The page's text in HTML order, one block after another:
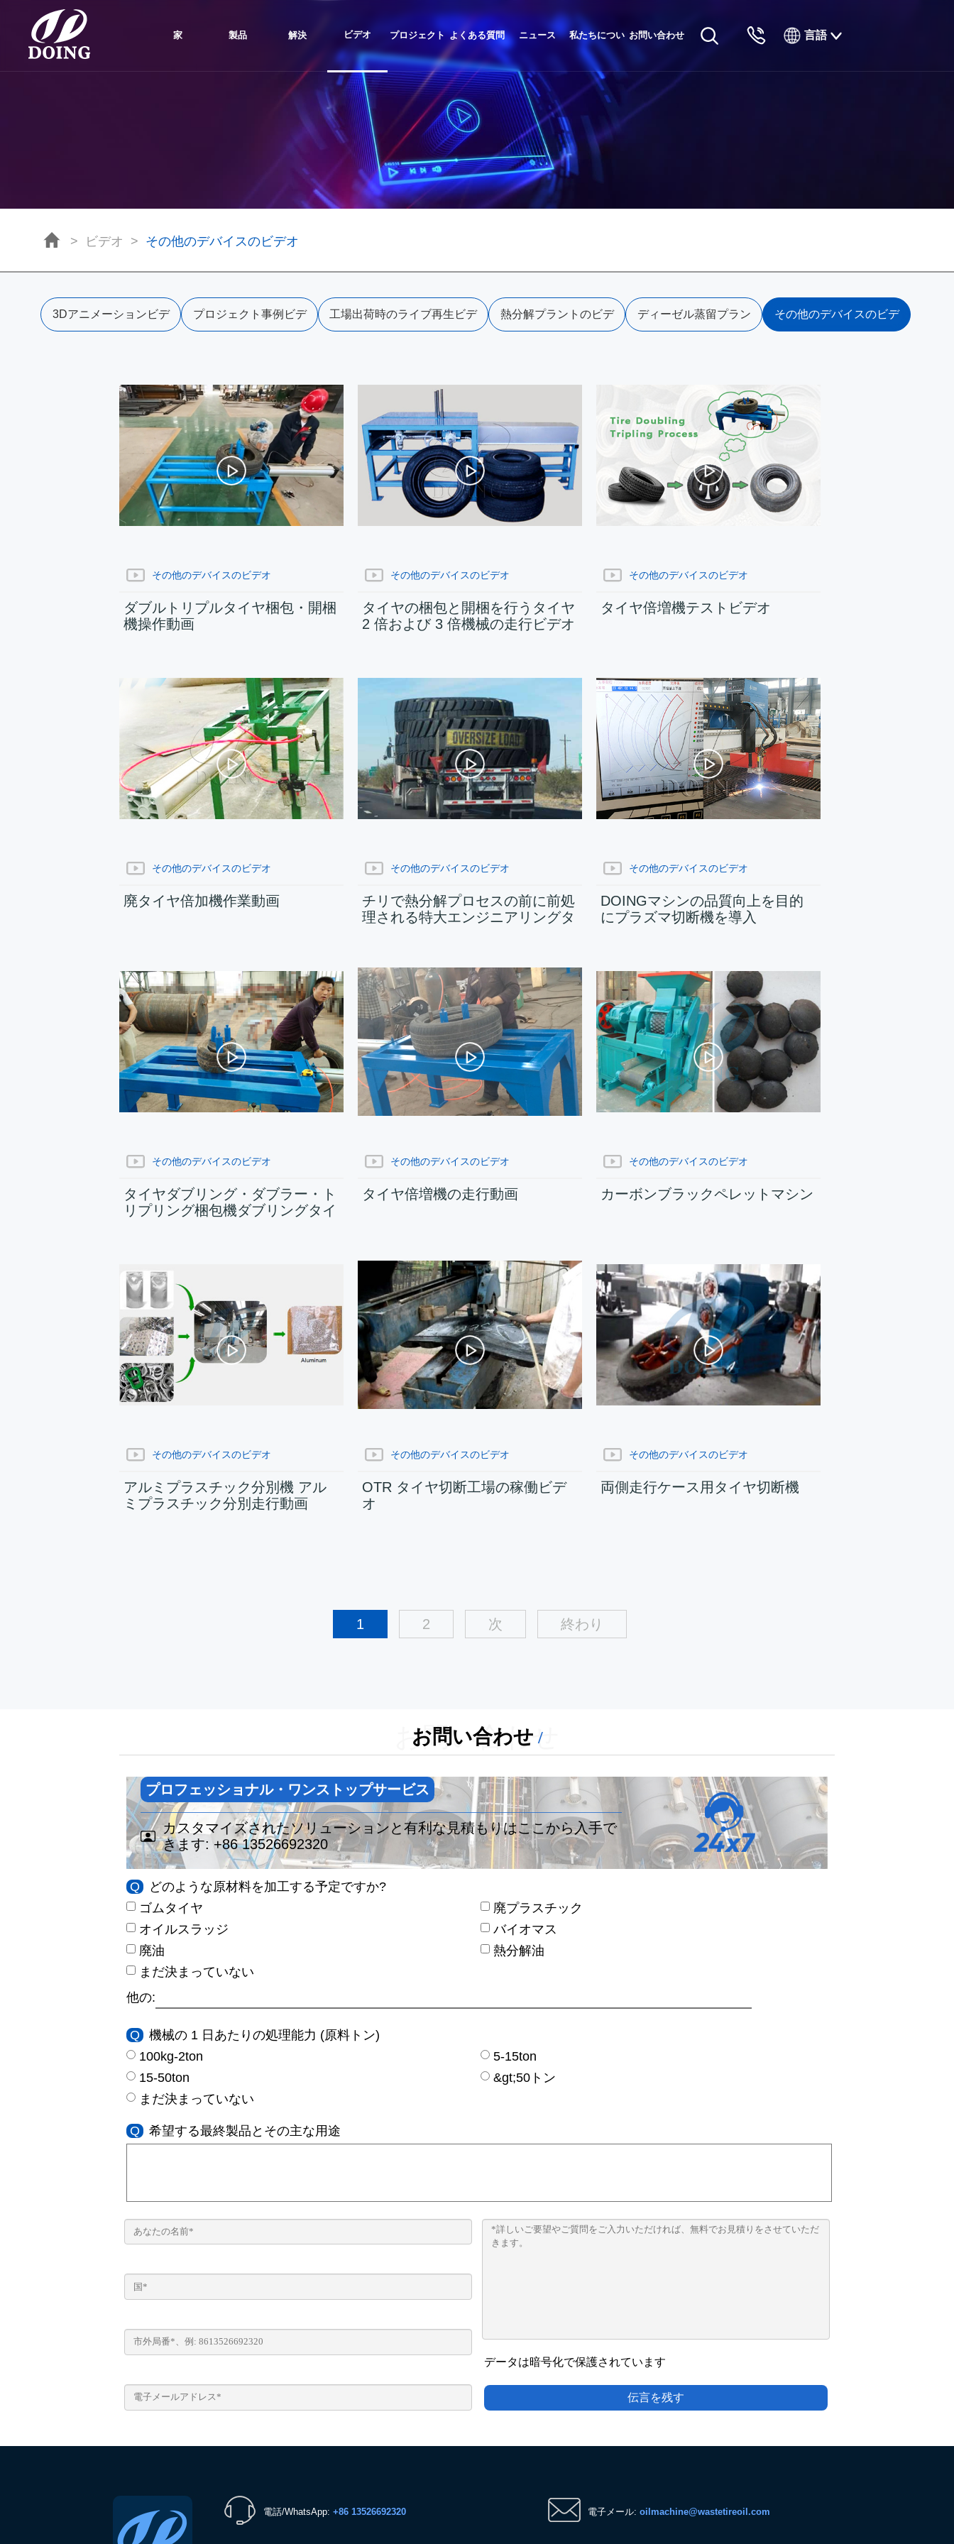
家 製品 解決 ビデオ プロジェクト
事例
よくある質問 ニュース 私たちについ お問い合わせ 言語
แบบไทยไทย
> ビデオ > その他のデバイスのビデオ
3Dアニメーションビデ プロジェクト事例ビデ 工場出荷時のライブ再生ビデ 熱分解プラントのビデ ディーゼル蒸留プラン その他のデバイスのビデ
その他のデバイスのビデオ
ダブルトリプルタイヤ梱包・開梱
機操作動画
その他のデバイスのビデオ
タイヤの梱包と開梱を行うタイヤ
2 倍および 3 倍機械の走行ビデオ
その他のデバイスのビデオ
タイヤ倍増機テストビデオ
その他のデバイスのビデオ
廃タイヤ倍加機作業動画
その他のデバイスのビデオ
チリで熱分解プロセスの前に前処
理される特大エンジニアリングタ
その他のデバイスのビデオ
DOINGマシンの品質向上を目的
にプラズマ切断機を導入
その他のデバイスのビデオ
タイヤダブリング・ダブラー・ト
リプリング梱包機ダブリングタイ
その他のデバイスのビデオ
タイヤ倍増機の走行動画
その他のデバイスのビデオ
カーボンブラックペレットマシン
その他のデバイスのビデオ
アルミプラスチック分別機 アル
ミプラスチック分別走行動画
その他のデバイスのビデオ
OTR タイヤ切断工場の稼働ビデ
オ
その他のデバイスのビデオ
両側走行ケース用タイヤ切断機
1 2 次 終わり
お問い合わせ
お問い合わせ
プロフェッショナル・ワンストップサービス
カスタマイズされたソリューションと有利な見積もりはここから入手で
きます: +86 13526692320
Q
どのような原材料を加工する予定ですか?
ゴムタイヤ
廃プラスチック
オイルスラッジ
バイオマス
廃油
熱分解油
まだ決まっていない
他の:
Q
機械の 1 日あたりの処理能力 (原料トン)
100kg-2ton
5-15ton
15-50ton
&gt;50トン
まだ決まっていない
Q 希望する最終製品とその主な用途
データは暗号化で保護されています
伝言を残す
電話/WhatsApp: +86 13526692320 電子メール: oilmachine@wastetireoil.com